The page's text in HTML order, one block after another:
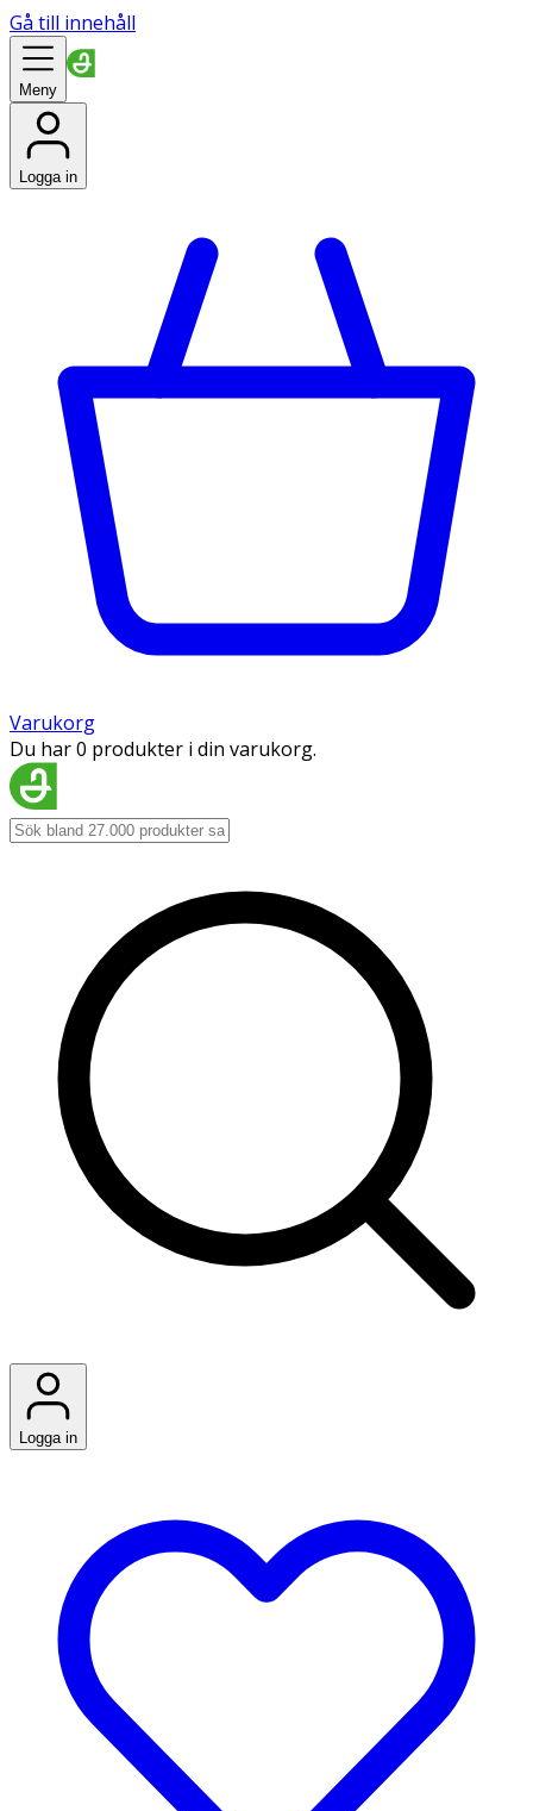
Gå till innehåll
Meny
Logga in
Varukorg
Du har 0 produkter i din varukorg.
Logga in